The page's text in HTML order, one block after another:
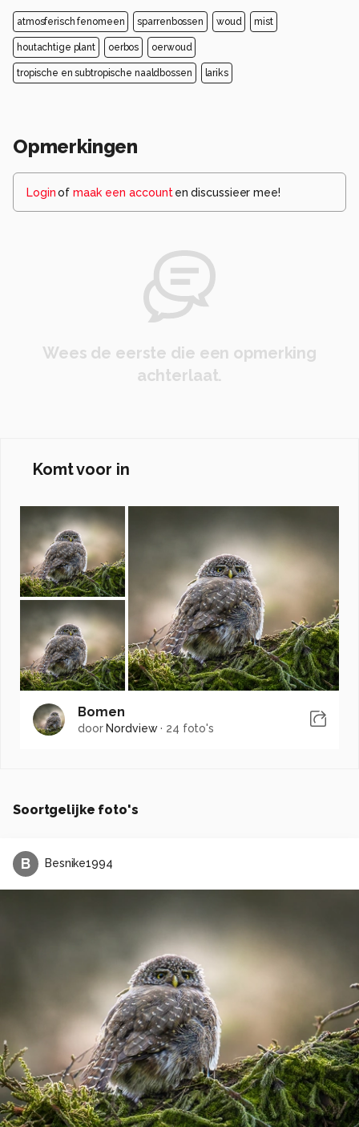
atmosferisch fenomeen sparrenbossen woud mist
houtachtige plant oerbos oerwoud
tropische en subtropische naaldbossen lariks
Opmerkingen
Loginof maak een account en discussieer mee!
Wees de eerste die een opmerking
achterlaat.
Komt voor in
Bomen
doorNordview· 24 foto's
Soortgelijke foto's
B Besnike1994